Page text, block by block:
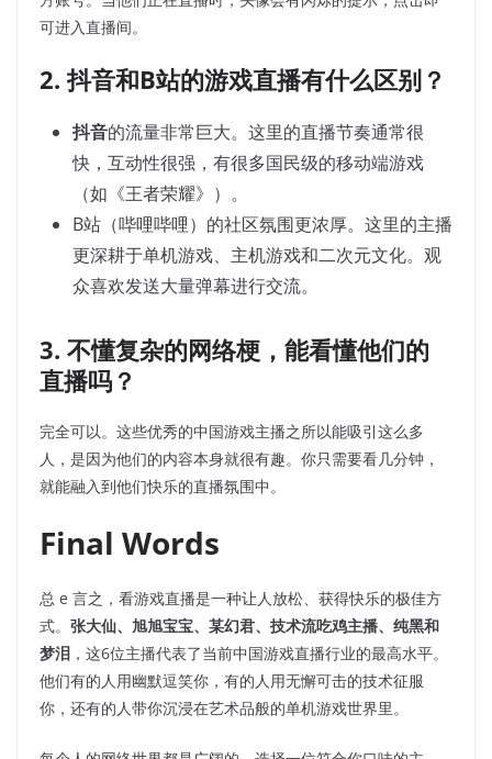
可进入直播间。
2. 抖音和B站的游戏直播有什么区别？
抖音的流量非常巨大。这里的直播节奏通常很
快，互动性很强，有很多国民级的移动端游戏
（如《王者荣耀》）。
B站（哔哩哔哩）的社区氛围更浓厚。这里的主播
更深耕于单机游戏、主机游戏和二次元文化。观
众喜欢发送大量弹幕进行交流。
3. 不懂复杂的网络梗，能看懂他们的
直播吗？
完全可以。这些优秀的中国游戏主播之所以能吸引这么多
人，是因为他们的内容本身就很有趣。你只需要看几分钟，
就能融入到他们快乐的直播氛围中。
Final Words
总 e 言之，看游戏直播是一种让人放松、获得快乐的极佳方
式。 张大仙、旭旭宝宝、某幻君、技术流吃鸡主播、纯黑和
梦泪 ，这6位主播代表了当前中国游戏直播行业的最高水平。
他们有的人用幽默逗笑你，有的人用无懈可击的技术征服
你，还有的人带你沉浸在艺术品般的单机游戏世界里。